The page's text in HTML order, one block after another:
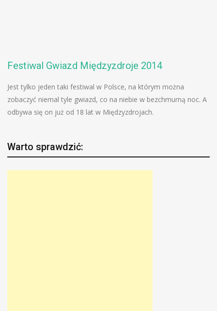
Festiwal Gwiazd Międzyzdroje 2014
Jest tylko jeden taki festiwal w Polsce, na którym można
zobaczyć niemal tyle gwiazd, co na niebie w bezchmurną noc. A
odbywa się on już od 18 lat w Międzyzdrojach.
Warto sprawdzić: